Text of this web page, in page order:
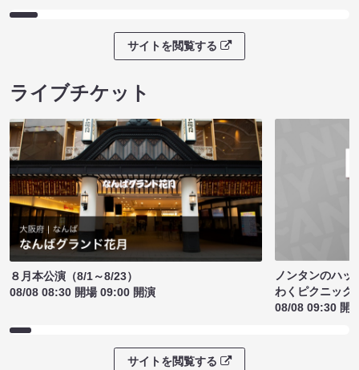
サイトを閲覧する
ライブチケット
８月本公演（8/1～8/23）
08/08 08:30 開場 09:00 開演
ノンタンのハッ
わくピクニック
08/08 09:30 開
サイトを閲覧する